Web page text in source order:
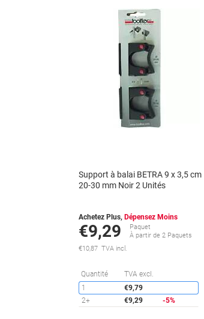
Support à balai BETRA 9 x 3,5 cm
20-30 mm Noir 2 Unités
Achetez Plus, Dépensez Moins
€9,29
Paquet
À partir de 2 Paquets
€10,87 TVA incl.
Quantité TVA excl.
1
€9,79
2+
€9,29 -5%